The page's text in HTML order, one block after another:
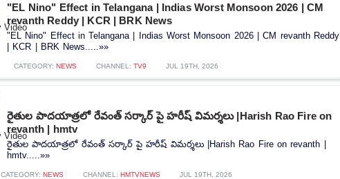
"EL Nino" Effect in Telangana | Indias Worst Monsoon 2026 | CM
revanth Reddy | KCR | BRK News
"EL Nino" Effect in Telangana | Indias Worst Monsoon 2026 | CM revanth Reddy
| KCR | BRK News.....»»
CATEGORY: NEWS CHANNEL: TV9 JUL 19TH, 2026
రైతుల పాదయాత్రలో రేవంత్ సర్కార్ పై హరీష్ విమర్శలు |Harish Rao Fire on
revanth | hmtv
రైతుల పాదయాత్రలో రేవంత్ సర్కార్ పై హరీష్ విమర్శలు |Harish Rao Fire on revanth |
hmtv.....»»
CATEGORY: NEWS CHANNEL: HMTVNEWS JUL 19TH, 2026